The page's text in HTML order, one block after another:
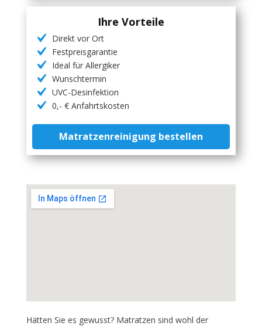
Ihre Vorteile
Direkt vor Ort
Festpreisgarantie
Ideal für Allergiker
Wunschtermin
UVC-Desinfektion
0,- € Anfahrtskosten
Matratzenreinigung bestellen
Hätten Sie es gewusst? Matratzen sind wohl der